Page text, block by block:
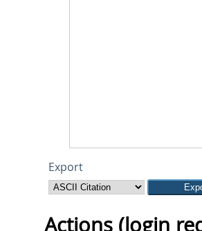
Export
Actions (login